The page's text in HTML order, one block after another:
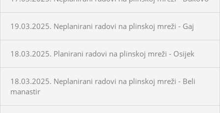
19.03.2025. Neplanirani radovi na plinskoj mreži - Gaj
18.03.2025. Planirani radovi na plinskoj mreži - Osijek
18.03.2025. Neplanirani radovi na plinskoj mreži - Beli
manastir